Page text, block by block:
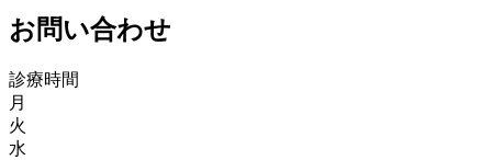
お問い合わせ
診療時間
月
火
水